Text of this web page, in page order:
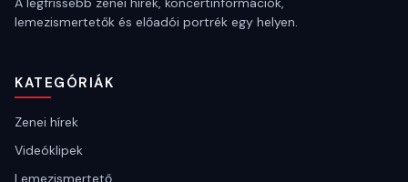
lemezismertetők és előadói portrék egy helyen.
KATEGÓRIÁK
Zenei hírek
Videóklipek
Lemezismertető